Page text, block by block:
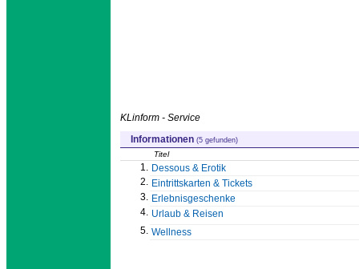
KLinform - Service
Informationen (5 gefunden)
Titel
1. Dessous & Erotik
2. Eintrittskarten & Tickets
3. Erlebnisgeschenke
4. Urlaub & Reisen
5. Wellness